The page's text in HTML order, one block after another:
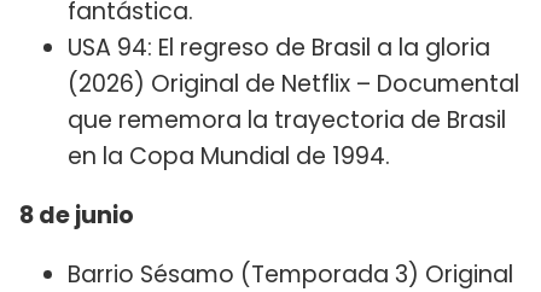
fantástica.
USA 94: El regreso de Brasil a la gloria
(2026) Original de Netflix – Documental
que rememora la trayectoria de Brasil
en la Copa Mundial de 1994.
8 de junio
Barrio Sésamo (Temporada 3) Original